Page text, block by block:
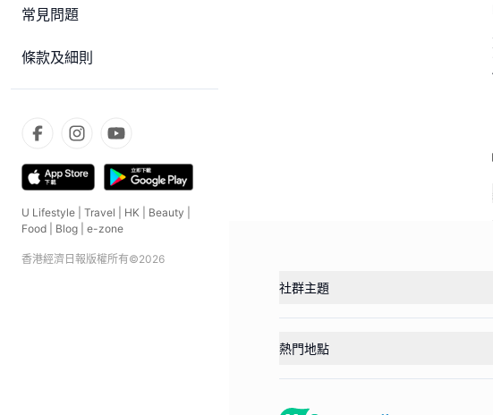
常見問題
條款及細則
U Lifestyle Travel HK Beauty
Food
Blog e-zone
香港經濟日報版權所有©2026
社群主題
熱門地點